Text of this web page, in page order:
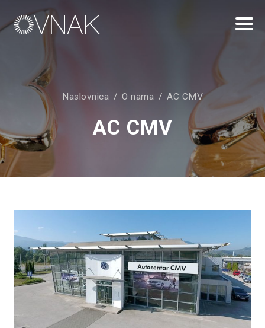
Naslovnica O nama AC CMV
AC CMV